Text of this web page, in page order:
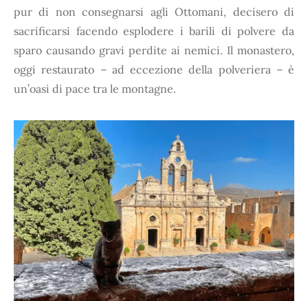
pur di non consegnarsi agli Ottomani, decisero di
sacrificarsi facendo esplodere i barili di polvere da
sparo causando gravi perdite ai nemici. Il monastero,
oggi restaurato – ad eccezione della polveriera – è
un’oasi di pace tra le montagne.